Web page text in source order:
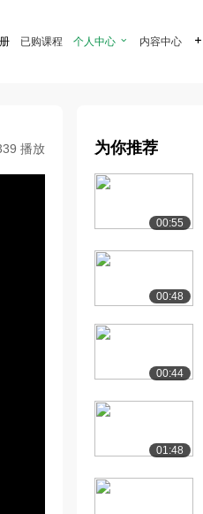
已购课程 个人中心  内容中心 
播放 为你推荐
00:55
00:48
00:44
01:48